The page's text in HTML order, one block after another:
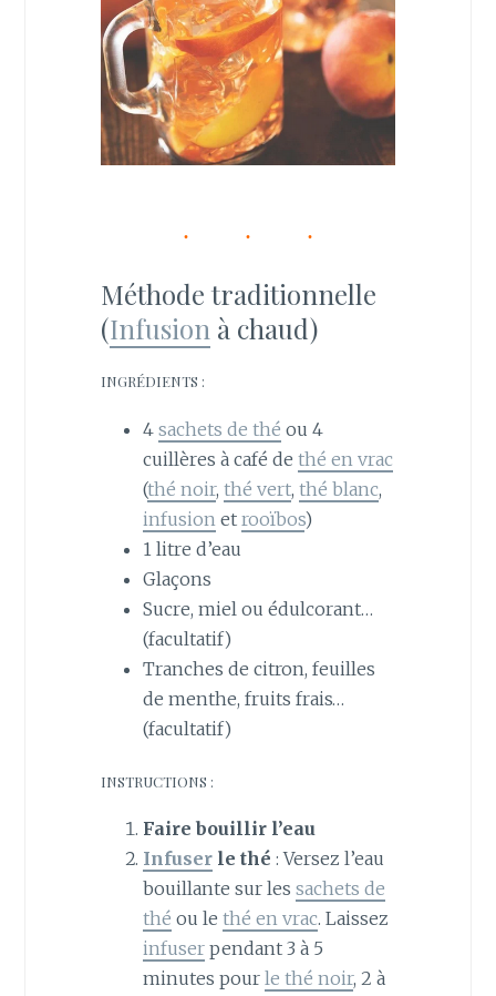
Méthode traditionnelle
(Infusion à chaud)
INGRÉDIENTS :
4 sachets de thé ou 4
cuillères à café de thé en vrac
(thé noir, thé vert, thé blanc,
infusion et rooïbos)
1 litre d’eau
Glaçons
Sucre, miel ou édulcorant…
(facultatif)
Tranches de citron, feuilles
de menthe, fruits frais…
(facultatif)
INSTRUCTIONS :
Faire bouillir l’eau
Infuserle thé : Versez l’eau
bouillante sur les sachets de
thé ou le thé en vrac. Laissez
infuserpendant 3 à 5
minutes pour le thé noir, 2 à